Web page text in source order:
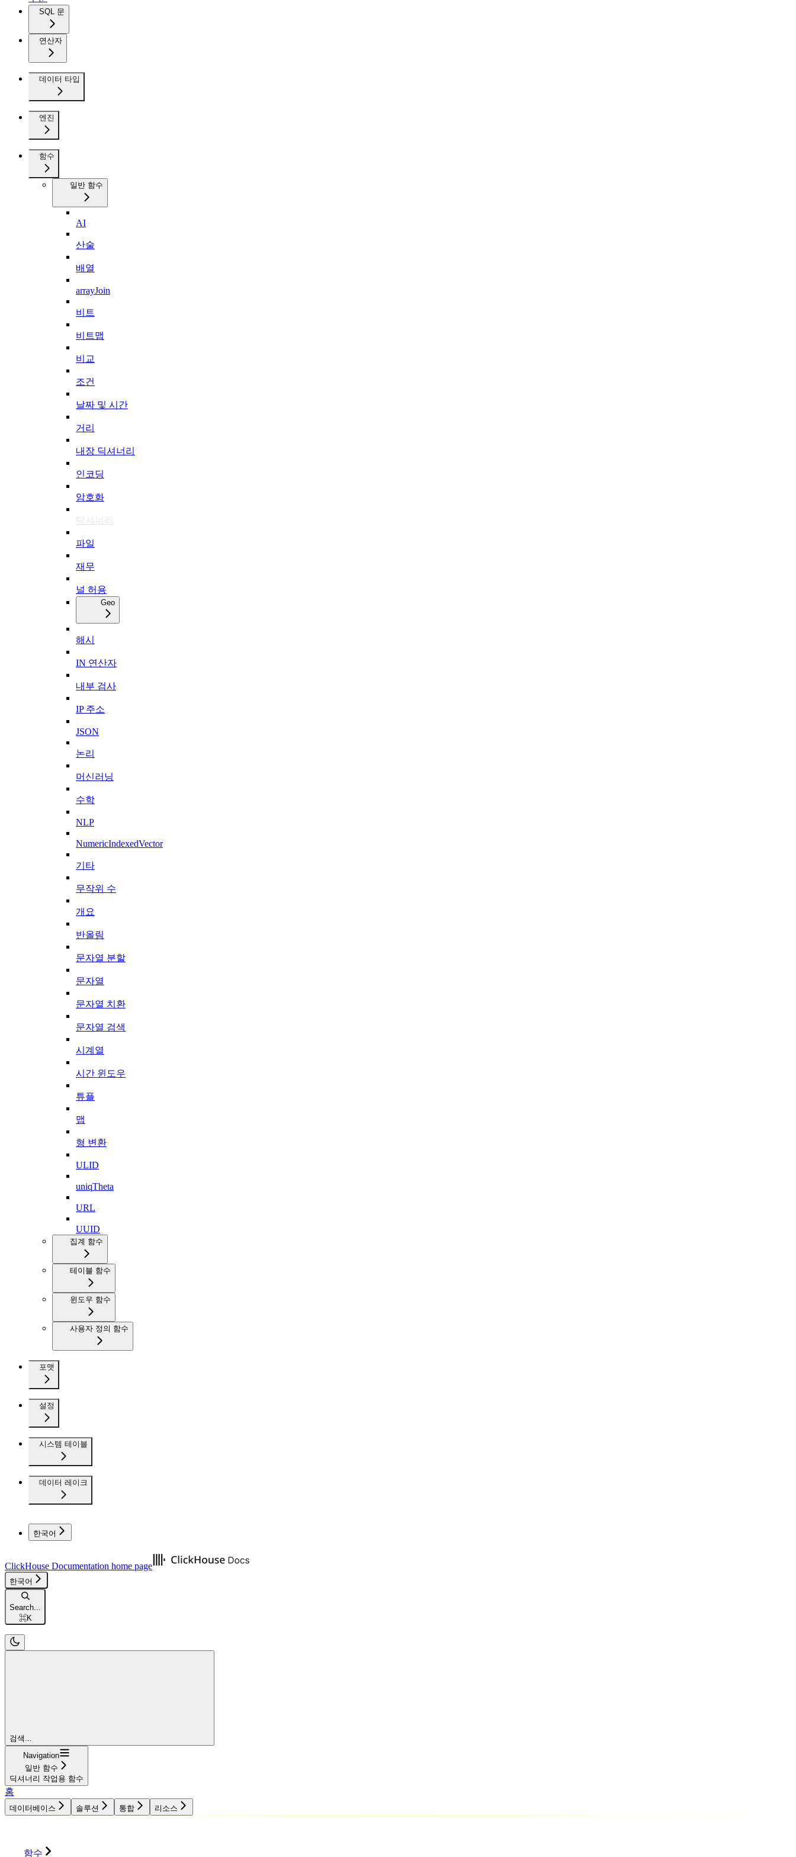
SQL 문
연산자
데이터 타입
엔진
함수
일반 함수
AI
산술
배열
arrayJoin
비트
비트맵
비교
조건
날짜 및 시간
거리
내장 딕셔너리
인코딩
암호화
딕셔너리
파일
재무
널 허용
Geo
해시
IN 연산자
내부 검사
IP 주소
JSON
논리
머신러닝
수학
NLP
NumericIndexedVector
기타
무작위 수
개요
반올림
문자열 분할
문자열
문자열 치환
문자열 검색
시계열
시간 윈도우
튜플
맵
형 변환
ULID
uniqTheta
URL
UUID
집계 함수
테이블 함수
윈도우 함수
사용자 정의 함수
포맷
설정
시스템 테이블
데이터 레이크
한국어
ClickHouse Documentation home page
한국어
Search...
⌘K
검색...
Navigation
일반 함수
딕셔너리 작업용 함수
홈
데이터베이스 솔루션 통합 리소스
함수